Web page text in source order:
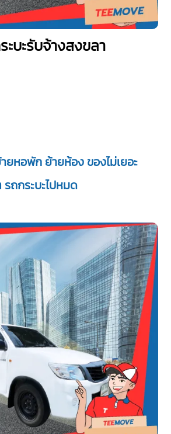
ะบะรับจ้างสงขลา
ยหอพัก ย้ายห้อง ของไม่เยอะ
ถกระบะไปหมด